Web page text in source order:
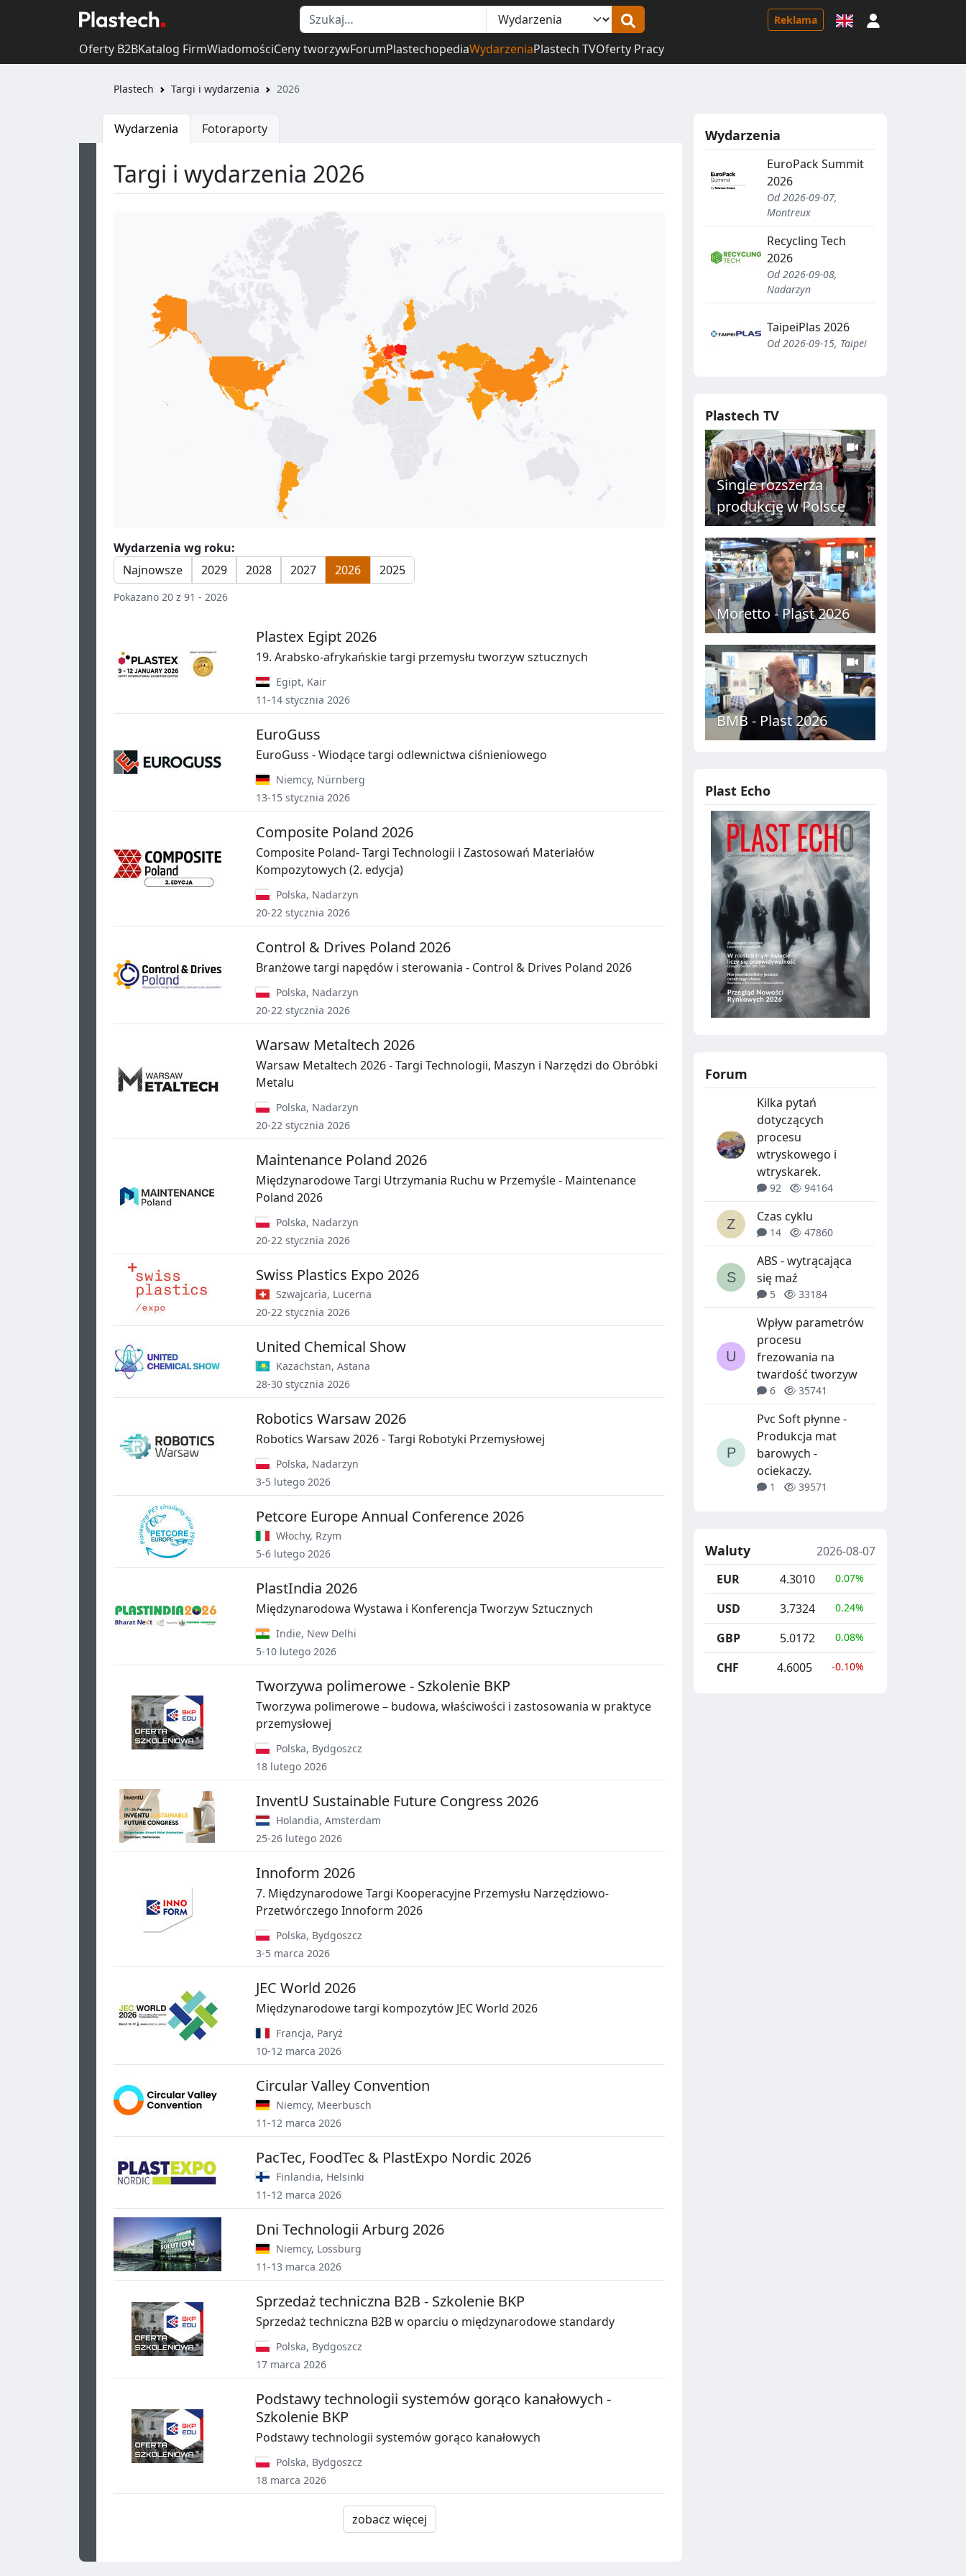
Reklama
Oferty B2BKatalog FirmWiadomościCeny tworzywForumPlastechopediaWydarzeniaPlastech TVOferty Pracy
Plastech Targi i wydarzenia 2026
Wydarzenia Fotoraporty
Targi i wydarzenia 2026
Wydarzenia wg roku:
Najnowsze
2029 2028 2027 2026 2025
Pokazano 20 z 91 - 2026
Plastex Egipt 2026
19. Arabsko-afrykańskie targi przemysłu tworzyw sztucznych
Egipt, Kair
11-14 stycznia 2026
EuroGuss
EuroGuss - Wiodące targi odlewnictwa ciśnieniowego
Niemcy, Nürnberg
13-15 stycznia 2026
Composite Poland 2026
Composite Poland- Targi Technologii i Zastosowań Materiałów
Kompozytowych (2. edycja)
Polska, Nadarzyn
20-22 stycznia 2026
Control & Drives Poland 2026
Branżowe targi napędów i sterowania - Control & Drives Poland 2026
Polska, Nadarzyn
20-22 stycznia 2026
Warsaw Metaltech 2026
Warsaw Metaltech 2026 - Targi Technologii, Maszyn i Narzędzi do Obróbki
Metalu
Polska, Nadarzyn
20-22 stycznia 2026
Maintenance Poland 2026
Międzynarodowe Targi Utrzymania Ruchu w Przemyśle - Maintenance
Poland 2026
Polska, Nadarzyn
20-22 stycznia 2026
Swiss Plastics Expo 2026
Szwajcaria, Lucerna
20-22 stycznia 2026
United Chemical Show
Kazachstan, Astana
28-30 stycznia 2026
Robotics Warsaw 2026
Robotics Warsaw 2026 - Targi Robotyki Przemysłowej
Polska, Nadarzyn
3-5 lutego 2026
Petcore Europe Annual Conference 2026
Włochy, Rzym
5-6 lutego 2026
PlastIndia 2026
Międzynarodowa Wystawa i Konferencja Tworzyw Sztucznych
Indie, New Delhi
5-10 lutego 2026
Tworzywa polimerowe - Szkolenie BKP
Tworzywa polimerowe – budowa, właściwości i zastosowania w praktyce
przemysłowej
Polska, Bydgoszcz
18 lutego 2026
InventU Sustainable Future Congress 2026
Holandia, Amsterdam
25-26 lutego 2026
Innoform 2026
7. Międzynarodowe Targi Kooperacyjne Przemysłu Narzędziowo-
Przetwórczego Innoform 2026
Polska, Bydgoszcz
3-5 marca 2026
JEC World 2026
Międzynarodowe targi kompozytów JEC World 2026
Francja, Paryż
10-12 marca 2026
Circular Valley Convention
Niemcy, Meerbusch
11-12 marca 2026
PacTec, FoodTec & PlastExpo Nordic 2026
Finlandia, Helsinki
11-12 marca 2026
Dni Technologii Arburg 2026
Niemcy, Lossburg
11-13 marca 2026
Sprzedaż techniczna B2B - Szkolenie BKP
Sprzedaż techniczna B2B w oparciu o międzynarodowe standardy
Polska, Bydgoszcz
17 marca 2026
Podstawy technologii systemów gorąco kanałowych -
Szkolenie BKP
Podstawy technologii systemów gorąco kanałowych
Polska, Bydgoszcz
18 marca 2026
zobacz więcej
Wydarzenia
EuroPack Summit
2026
Od 2026-09-07,
Montreux
Recycling Tech
2026
Od 2026-09-08,
Nadarzyn
TaipeiPlas 2026
Od 2026-09-15, Taipei
Plastech TV
Single rozszerza
produkcję w Polsce
Moretto - Plast 2026
BMB - Plast 2026
Plast Echo
Forum
Kilka pytań
dotyczących
procesu
wtryskowego i
wtryskarek.
92 94164
Czas cyklu
14 47860
ABS - wytrącająca
się maź
5 33184
Wpływ parametrów
procesu
frezowania na
twardość tworzyw
6 35741
Pvc Soft płynne -
Produkcja mat
barowych -
ociekaczy.
1 39571
Waluty
2026-08-07
EUR
4.3010 0.07%
USD 3.7324 0.24%
GBP 5.0172 0.08%
CHF 4.6005 -0.10%